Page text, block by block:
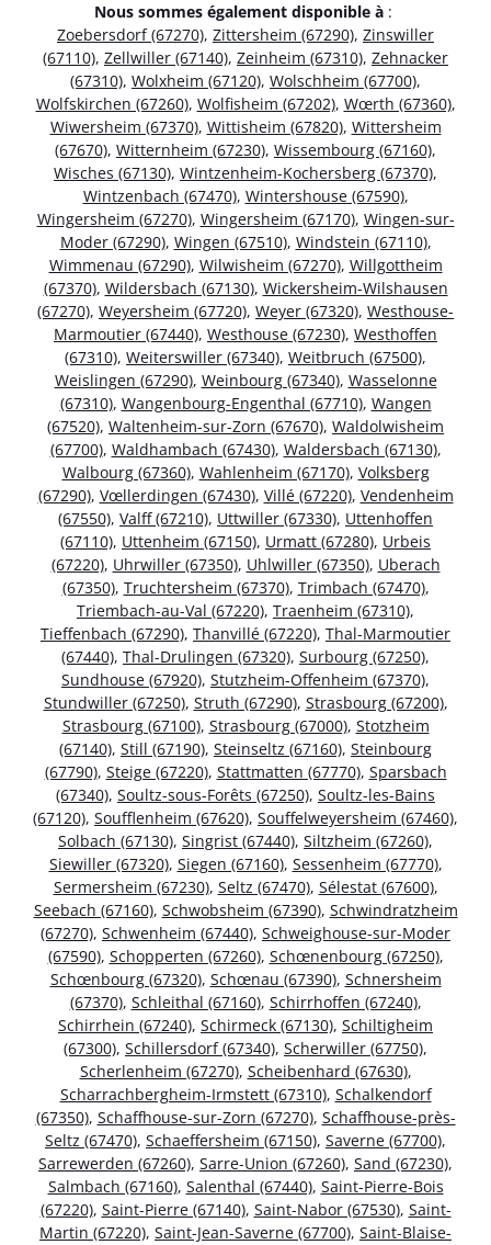
Nous sommes également disponible à :
Zoebersdorf (67270), Zittersheim (67290), Zinswiller
(67110), Zellwiller (67140), Zeinheim (67310), Zehnacker
(67310), Wolxheim (67120), Wolschheim (67700),
Wolfskirchen (67260), Wolfisheim (67202), Wœrth (67360),
Wiwersheim (67370), Wittisheim (67820), Wittersheim
(67670), Witternheim (67230), Wissembourg (67160),
Wisches (67130), Wintzenheim-Kochersberg (67370),
Wintzenbach (67470), Wintershouse (67590),
Wingersheim (67270), Wingersheim (67170), Wingen-sur-
Moder (67290), Wingen (67510), Windstein (67110),
Wimmenau (67290), Wilwisheim (67270), Willgottheim
(67370), Wildersbach (67130), Wickersheim-Wilshausen
(67270), Weyersheim (67720), Weyer (67320), Westhouse-
Marmoutier (67440), Westhouse (67230), Westhoffen
(67310), Weiterswiller (67340), Weitbruch (67500),
Weislingen (67290), Weinbourg (67340), Wasselonne
(67310), Wangenbourg-Engenthal (67710), Wangen
(67520), Waltenheim-sur-Zorn (67670), Waldolwisheim
(67700), Waldhambach (67430), Waldersbach (67130),
Walbourg (67360), Wahlenheim (67170), Volksberg
(67290), Vœllerdingen (67430), Villé (67220), Vendenheim
(67550), Valff (67210), Uttwiller (67330), Uttenhoffen
(67110), Uttenheim (67150), Urmatt (67280), Urbeis
(67220), Uhrwiller (67350), Uhlwiller (67350), Uberach
(67350), Truchtersheim (67370), Trimbach (67470),
Triembach-au-Val (67220), Traenheim (67310),
Tieffenbach (67290), Thanvillé (67220), Thal-Marmoutier
(67440), Thal-Drulingen (67320), Surbourg (67250),
Sundhouse (67920), Stutzheim-Offenheim (67370),
Stundwiller (67250), Struth (67290), Strasbourg (67200),
Strasbourg (67100), Strasbourg (67000), Stotzheim
(67140), Still (67190), Steinseltz (67160), Steinbourg
(67790), Steige (67220), Stattmatten (67770), Sparsbach
(67340), Soultz-sous-Forêts (67250), Soultz-les-Bains
(67120), Soufflenheim (67620), Souffelweyersheim (67460),
Solbach (67130), Singrist (67440), Siltzheim (67260),
Siewiller (67320), Siegen (67160), Sessenheim (67770),
Sermersheim (67230), Seltz (67470), Sélestat (67600),
Seebach (67160), Schwobsheim (67390), Schwindratzheim
(67270), Schwenheim (67440), Schweighouse-sur-Moder
(67590), Schopperten (67260), Schœnenbourg (67250),
Schœnbourg (67320), Schœnau (67390), Schnersheim
(67370), Schleithal (67160), Schirrhoffen (67240),
Schirrhein (67240), Schirmeck (67130), Schiltigheim
(67300), Schillersdorf (67340), Scherwiller (67750),
Scherlenheim (67270), Scheibenhard (67630),
Scharrachbergheim-Irmstett (67310), Schalkendorf
(67350), Schaffhouse-sur-Zorn (67270), Schaffhouse-près-
Seltz (67470), Schaeffersheim (67150), Saverne (67700),
Sarrewerden (67260), Sarre-Union (67260), Sand (67230),
Salmbach (67160), Salenthal (67440), Saint-Pierre-Bois
(67220), Saint-Pierre (67140), Saint-Nabor (67530), Saint-
Martin (67220), Saint-Jean-Saverne (67700), Saint-Blaise-